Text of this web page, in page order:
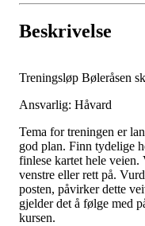
Beskrivelse
Treningsløp Bøleråsen
Ansvarlig: Håvard
Tema for treningen er
god plan. Finn tydelige
finlese kartet hele
venstre eller rett på.
posten, påvirker dette
gjelder det å følge med
kursen.